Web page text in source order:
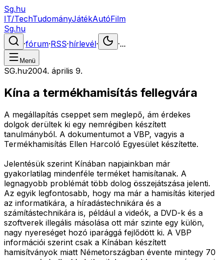
Sg.hu
IT/TechTudományJátékAutóFilm
Sg.hu
·fórum·RSS·hírlevél· ·...
Menü
SG.hu·2004. április 9.
Kína a termékhamisítás fellegvára
A megállapítás cseppet sem meglepő, ám érdekes
dolgok derültek ki egy nemrégiben készített
tanulmányból. A dokumentumot a VBP, vagyis a
Termékhamisítás Ellen Harcoló Egyesület készítette.
Jelentésük szerint Kínában napjainkban már
gyakorlatilag mindenféle terméket hamisítanak. A
legnagyobb problémát több dolog összejátszása jelenti.
Az egyik legfontosabb, hogy ma már a hamisítás kiterjed
az informatikára, a híradástechnikára és a
számítástechnikára is, például a videók, a DVD-k és a
szoftverek illegális másolása ott már szinte egy külön,
nagy nyereséget hozó iparággá fejlődött ki. A VBP
információi szerint csak a Kínában készített
hamisítványok miatt Németországban évente mintegy 70